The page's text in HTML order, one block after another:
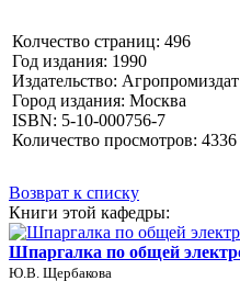
Колчество страниц: 496
Год издания: 1990
Издательство: Агропромиздат
Город издания: Москва
ISBN: 5-10-000756-7
Количество просмотров: 4336
Возврат к списку
Книги этой кафедры:
Шпаргалка по общей
Ю.В. Щербакова